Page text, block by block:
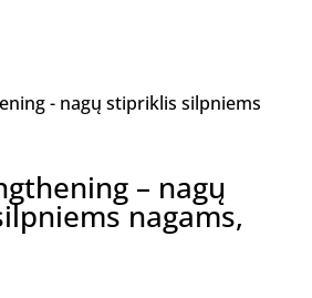
– nagų
nagams,